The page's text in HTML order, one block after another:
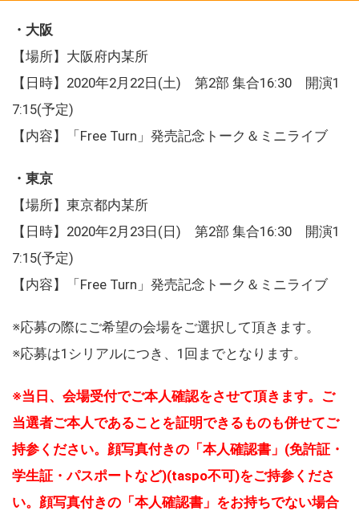
・大阪
【場所】大阪府内某所
【日時】2020年2月22日(土) 第2部 集合16:30 開演1
7:15(予定)
【内容】「Free Turn」発売記念トーク＆ミニライブ
・東京
【場所】東京都内某所
【日時】2020年2月23日(日) 第2部 集合16:30 開演1
7:15(予定)
【内容】「Free Turn」発売記念トーク＆ミニライブ
※応募の際にご希望の会場をご選択して頂きます。
※応募は1シリアルにつき、1回までとなります。
※当日、会場受付でご本人確認をさせて頂きます。ご
当選者ご本人であることを証明できるものも併せてご
持参ください。顔写真付きの「本人確認書」(免許証・
学生証・パスポートなど)(taspo不可)をご持参くださ
い。顔写真付きの「本人確認書」をお持ちでない場合